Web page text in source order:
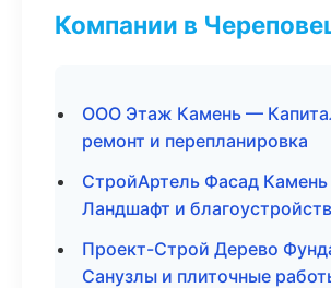
Компании в
ООО Этаж Камень —
ремонт и перепланировка
СтройАртель Фасад
Ландшафт и
Проект-Строй Дерево
Санузлы и плиточные